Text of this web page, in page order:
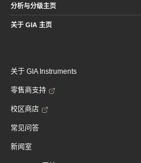
分析与分级主页
关于 GIA 主页
关于 GIA Instruments
零售商支持
校区商店
常见问答
新闻室